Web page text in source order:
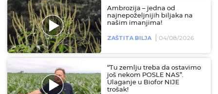
Ambrozija – jedna od
najnepoželjnijih biljaka na
našim imanjima!
ZAŠTITA BILJA 04/08/2026
“Tu zemlju treba da ostavimo
još nekom POSLE NAS”.
Ulaganje u Biofor NIJE
trošak!